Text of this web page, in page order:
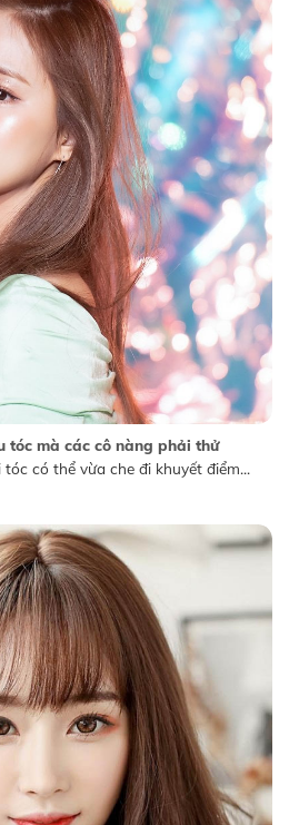
tóc mà các cô nàng phải thử
có thể vừa che đi khuyết điểm...